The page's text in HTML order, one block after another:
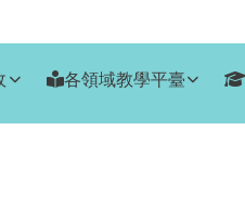
各領域教學平臺